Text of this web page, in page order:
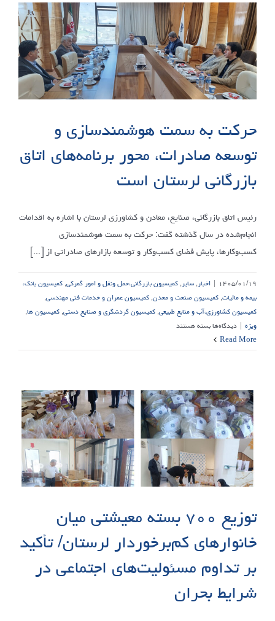
اطلاعات
سرمایه‌گذاری
استان
لرستان
طراحی
شد
حرکت به سمت هوشمندسازی و
توسعه صادرات، محور برنامه‌های اتاق
بازرگانی لرستان است
رئیس اتاق بازرگانی، صنایع، معادن و کشاورزی لرستان با اشاره به اقدامات
انجام‌شده در سال گذشته گفت: حرکت به سمت هوشمندسازی
کسب‌وکارها، پایش فضای کسب‌وکار و توسعه بازارهای صادراتی از [...]
۱۴۰۵/۰۱/۱۹ | اخبار,سایر,کمیسیون بازرگانی،حمل ونقل و امور گمرکی,کمیسیون بانک،
بیمه و مالیات,کمیسیون صنعت و معدن,کمیسیون عمران و خدمات فنی مهندسی,
کمیسیون کشاورزی،آب و منابع طبیعی,کمیسیون گردشگری و صنایع دستی,کمیسیون ها,
ویژه | دیدگاه‌هابرای
به
و
توسعه
صادرات،
محور
برنامه‌های
اتاق
بازرگانی
بسته هستند
Read More
توزیع ۷۰۰ بسته معیشتی میان
خانوارهای کم‌برخوردار لرستان/ تأکید
بر تداوم مسئولیت‌های اجتماعی در
شرایط بحران